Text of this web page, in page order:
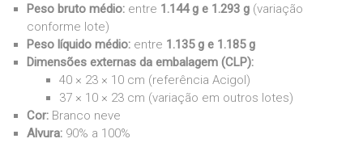
Peso bruto médio: entre 1.144 g e 1.293 g (variação
conforme lote)
Peso líquido médio: entre 1.135 g e 1.185 g
Dimensões externas da embalagem (CLP):
40 × 23 × 10 cm (referência Acigol)
37 × 10 × 23 cm (variação em outros lotes)
Cor: Branco neve
Alvura: 90% a 100%